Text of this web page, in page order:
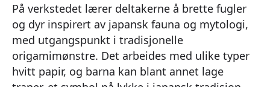
På verkstedet lærer deltakerne å brette fugler
og dyr inspirert av japansk fauna og mytologi,
med utgangspunkt i tradisjonelle
origamimønstre. Det arbeides med ulike typer
hvitt papir, og barna kan blant annet lage